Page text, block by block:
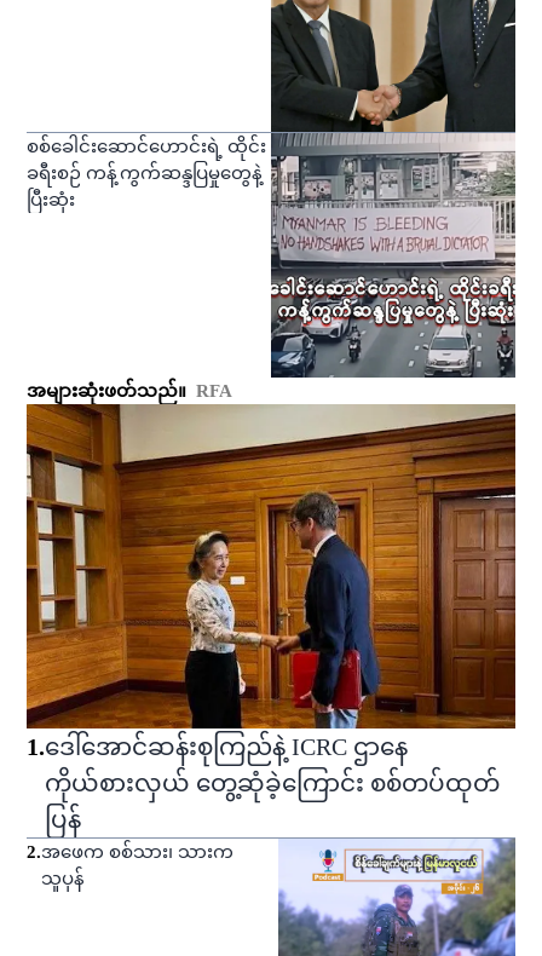
စစ်ခေါင်းဆောင်ဟောင်းရဲ့ ထိုင်း
ခရီးစဉ် ကန့်ကွက်ဆန္ဒပြမှုတွေနဲ့
ပြီးဆုံး
အများဆုံးဖတ်သည်။ RFA
1.ဒေါ်အောင်ဆန်းစုကြည်နဲ့ ICRC ဌာနေ
ကိုယ်စားလှယ် တွေ့ဆုံခဲ့ကြောင်း စစ်တပ်ထုတ်
ပြန်
2.အဖေက စစ်သား၊ သားက
သူပုန်